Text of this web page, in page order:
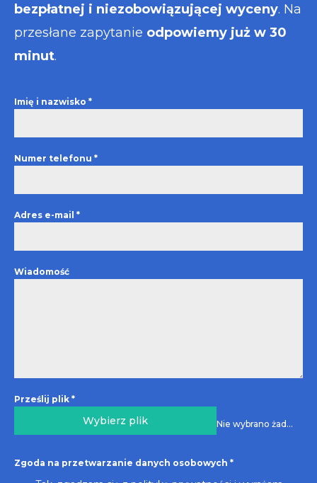
bezpłatnej i niezobowiązującej wyceny. Na
przesłane zapytanie odpowiemy już w 30
minut.
Imię i nazwisko *
Numer telefonu *
Adres e-mail *
Wiadomość
Prześlij plik *
Wybierz plik Nie wybrano żadnego pliku
Zgoda na przetwarzanie danych osobowych *